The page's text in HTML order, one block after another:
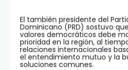
El también presidente del
Dominicano (PRD) sostuvo
valores democráticos debe
prioridad en la región, al
relaciones internacionales
el entendimiento mutuo y la
soluciones comunes.